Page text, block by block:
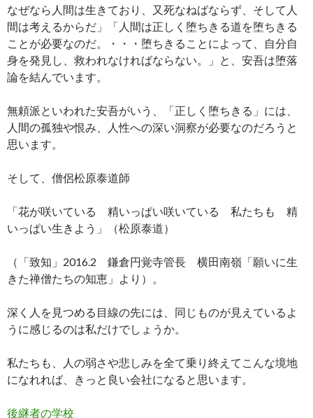
なぜなら人間は生きており、又死なねばならず、そして人
間は考えるからだ」「人間は正しく堕ちきる道を堕ちきる
ことが必要なのだ。・・・堕ちきることによって、自分自
身を発見し、救われなければならない。」と、安吾は堕落
論を結んでいます。
無頼派といわれた安吾がいう、「正しく堕ちきる」には、
人間の孤独や恨み、人性への深い洞察が必要なのだろうと
思います。
そして、僧侶松原泰道師
「花が咲いている 精いっぱい咲いている 私たちも 精
いっぱい生きよう」（松原泰道）
（「致知」2016.2 鎌倉円覚寺管長 横田南嶺「願いに生
きた禅僧たちの知恵」より）。
深く人を見つめる目線の先には、同じものが見えているよ
うに感じるのは私だけでしょうか。
私たちも、人の弱さや悲しみを全て乗り終えてこんな境地
になれれば、きっと良い会社になると思います。
後継者の学校